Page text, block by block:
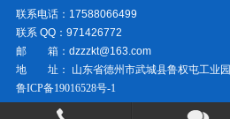
联系电话：17588066499
联系 QQ：971426772
邮 箱：dzzzkt@163.com
地 址： 山东省德州市武城县鲁权屯工业园
鲁ICP备19016528号-1